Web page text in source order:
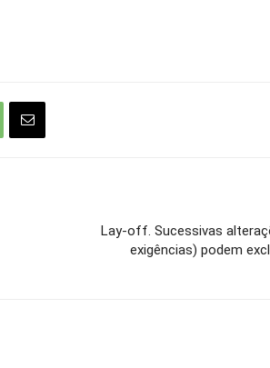
Lay-off. Sucessivas
exigências) podem